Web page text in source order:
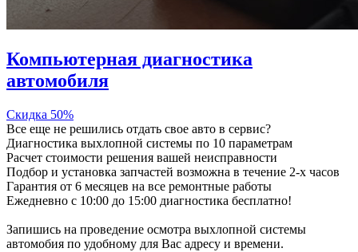
Компьютерная диагностика
автомобиля
Скидка 50%
Все еще не решились отдать свое авто в сервис?
Диагностика выхлопной системы по 10 параметрам
Расчет стоимости решения вашей неисправности
Подбор и установка запчастей возможна в течение 2-х часов
Гарантия от 6 месяцев на все ремонтные работы
Ежедневно с 10:00 до 15:00 диагностика бесплатно!
Запишись на проведение осмотра выхлопной системы
автомобия по удобному для Вас адресу и времени.